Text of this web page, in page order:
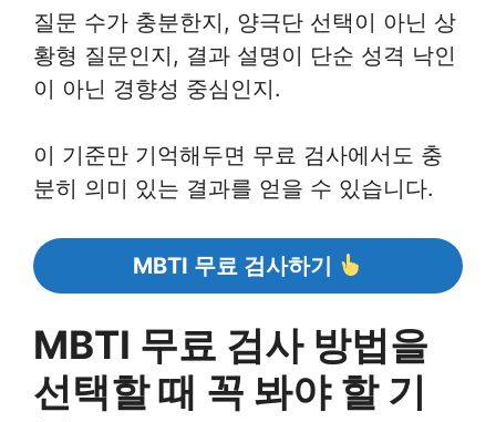
질문 수가 충분한지, 양극단 선택이 아닌 상
황형 질문인지, 결과 설명이 단순 성격 낙인
이 아닌 경향성 중심인지.
이 기준만 기억해두면 무료 검사에서도 충
분히 의미 있는 결과를 얻을 수 있습니다.
MBTI 무료 검사하기
MBTI 무료 검사 방법을
선택할 때 꼭 봐야 할 기